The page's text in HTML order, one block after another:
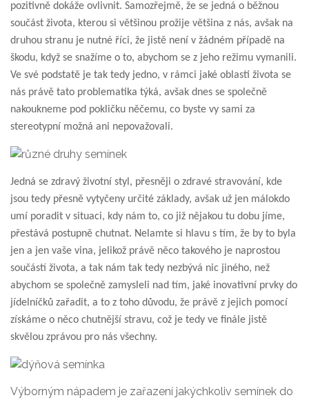
pozitivně dokáže ovlivnit. Samozřejmě, že se jedná o běžnou
součást života, kterou si většinou prožije většina z nás, avšak na
druhou stranu je nutné říci, že jistě není v žádném případě na
škodu, když se snažíme o to, abychom se z jeho režimu vymanili.
Ve své podstatě je tak tedy jedno, v rámci jaké oblasti života se
nás právě tato problematika týká, avšak dnes se společně
nakoukneme pod pokličku něčemu, co byste vy sami za
stereotypní možná ani nepovažovali.
Jedná se zdravý životní styl, přesněji o zdravé stravování, kde
jsou tedy přesně vytyčeny určité základy, avšak už jen málokdo
umí poradit v situaci, kdy nám to, co již nějakou tu dobu jíme,
přestává postupně chutnat. Nelamte si hlavu s tím, že by to byla
jen a jen vaše vina, jelikož právě něco takového je naprostou
součástí života, a tak nám tak tedy nezbývá nic jiného, než
abychom se společně zamysleli nad tím, jaké inovativní prvky do
jídelníčků zařadit, a to z toho důvodu, že právě z jejich pomocí
získáme o něco chutnější stravu, což je tedy ve finále jistě
skvělou zprávou pro nás všechny.
Výborným nápadem je zařazení jakýchkoliv semínek do